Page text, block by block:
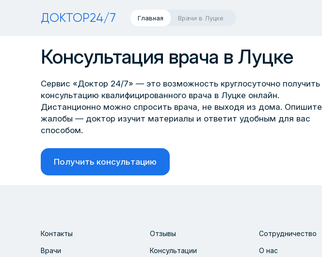
ДОКТОР24/7 Главная Врачи в Луцке
Консультация врача в Луцке
Сервис «Доктор 24/7» — это возможность круглосуточно получить
консультацию квалифицированного врача в Луцке онлайн.
Дистанционно можно спросить врача, не выходя из дома. Опишите
жалобы — доктор изучит материалы и ответит удобным для вас
способом.
Получить консультацию
Контакты Отзывы Сотрудничество
Врачи Консультации О нас